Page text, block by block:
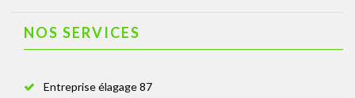
NOS SERVICES
Entreprise élagage 87